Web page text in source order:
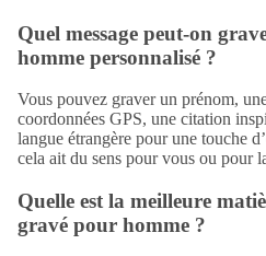
Quel message peut-on
homme personnalisé ?
Vous pouvez graver un prénom,
coordonnées GPS, une citation
langue étrangère pour une touche
cela ait du sens pour vous ou pour
Quelle est la meilleure
gravé pour homme ?